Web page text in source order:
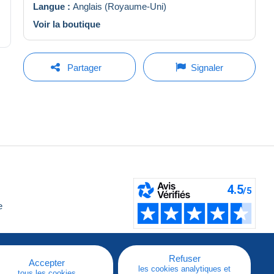
Langue : Anglais (Royaume-Uni)
Voir la boutique
Partager Signaler
Accepter Refuser
les cookies analytiques et